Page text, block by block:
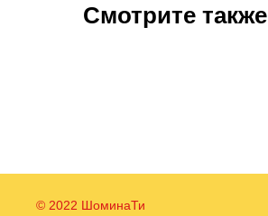
Смотрите также
© 2022 ШоминаТи